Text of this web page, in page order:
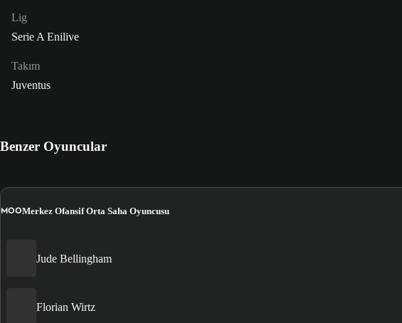
Lig
Serie A Enilive
Takım
Juventus
Benzer Oyuncular
MOOMerkez Ofansif Orta Saha Oyuncusu
Jude Bellingham
Florian Wirtz